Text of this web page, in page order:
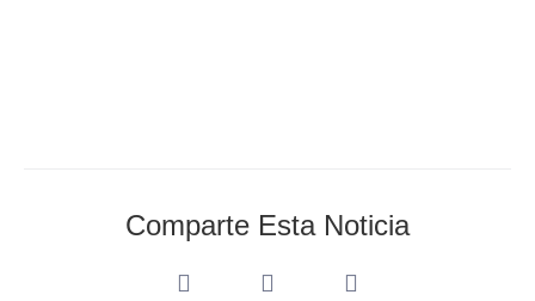
Comparte Esta Noticia